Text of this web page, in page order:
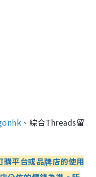
、綜合Threads留
平台或品牌店的使用